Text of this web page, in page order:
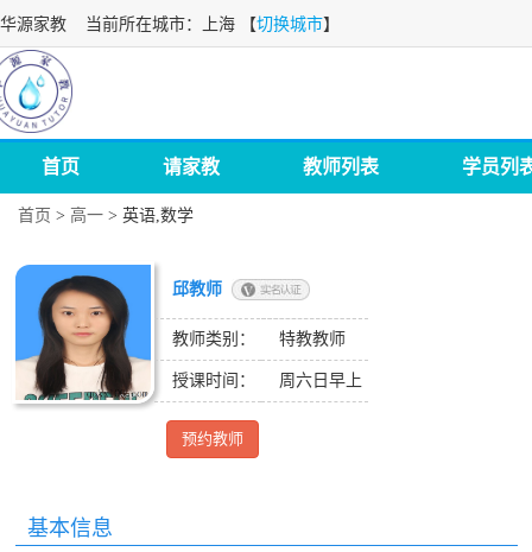
华源家教 当前所在城市：上海 【切换城市】
首页 请家教 教师列表 学员列
首页 > 高一 > 英语,数学
邱教师
教师类别： 特教教师
授课时间： 周六日早上
预约教师
基本信息